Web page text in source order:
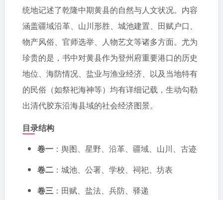
统地记述了乾隆中期黄县的自然与人文状况。内容
涵盖疆域沿革、山川形胜、城池建置、田赋户口、
物产风俗、官师选举、人物艺文等诸多方面。尤为
珍贵的是，书中对黄县作为登州府重要港口的历史
地位、海防情况、盐业与渔业经济、以及当地特有
的民俗（如祭祀海神等）均有详细记载，生动勾勒
出清代胶东沿海县域的社会经济图景。
目录结构
卷一 ：舆图、星野、沿革、疆域、山川、古迹
卷二 ：城池、公署、学校、祠祀、坊表
卷三 ：田赋、盐法、兵防、驿递